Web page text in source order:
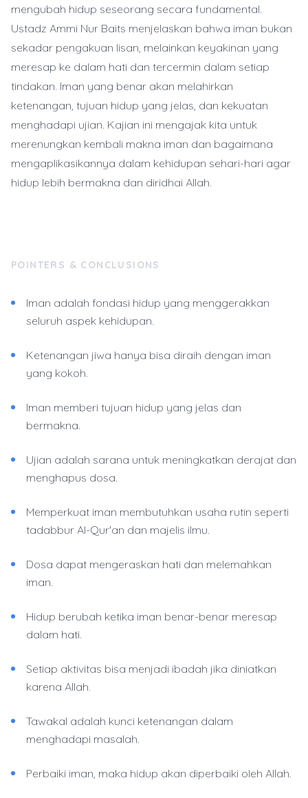
mengubah hidup seseorang secara fundamental.
Ustadz Ammi Nur Baits menjelaskan bahwa iman bukan
sekadar pengakuan lisan, melainkan keyakinan yang
meresap ke dalam hati dan tercermin dalam setiap
tindakan. Iman yang benar akan melahirkan
ketenangan, tujuan hidup yang jelas, dan kekuatan
menghadapi ujian. Kajian ini mengajak kita untuk
merenungkan kembali makna iman dan bagaimana
mengaplikasikannya dalam kehidupan sehari-hari agar
hidup lebih bermakna dan diridhai Allah.
POINTERS & CONCLUSIONS
Iman adalah fondasi hidup yang menggerakkan
seluruh aspek kehidupan.
Ketenangan jiwa hanya bisa diraih dengan iman
yang kokoh.
Iman memberi tujuan hidup yang jelas dan
bermakna.
Ujian adalah sarana untuk meningkatkan derajat dan
menghapus dosa.
Memperkuat iman membutuhkan usaha rutin seperti
tadabbur Al-Qur'an dan majelis ilmu.
Dosa dapat mengeraskan hati dan melemahkan
iman.
Hidup berubah ketika iman benar-benar meresap
dalam hati.
Setiap aktivitas bisa menjadi ibadah jika diniatkan
karena Allah.
Tawakal adalah kunci ketenangan dalam
menghadapi masalah.
Perbaiki iman, maka hidup akan diperbaiki oleh Allah.